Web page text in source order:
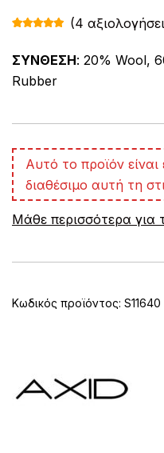
4.75από 5
με βάση
βαθμολογί
ες πελάτη
(4
ΣΥΝΘΕΣΗ: 20% Wool,
Rubber
Αυτό το προϊόν
διαθέσιμο αυτή τη
Μάθε περισσότερα για
Κωδικός προϊόντος: S11640